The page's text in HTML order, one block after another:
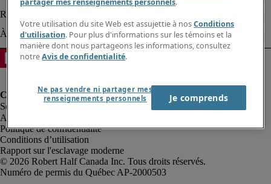
Alerte à la fraude
Politique de confidentialité
Conditions d’utilisation
Rapport sur l'esclavage moderne
Robert Half Canada Inc. Tous droits réservés.
partager mes renseignements personnels.
Votre utilisation du site Web est assujettie à nosConditions
d'utilisation. Pour plus d'informations sur les témoins et la
manière dont nous partageons les informations, consultez
notreAvis de confidentialité.
Ne pas vendre ni partager mes
renseignements personnels
Je comprends